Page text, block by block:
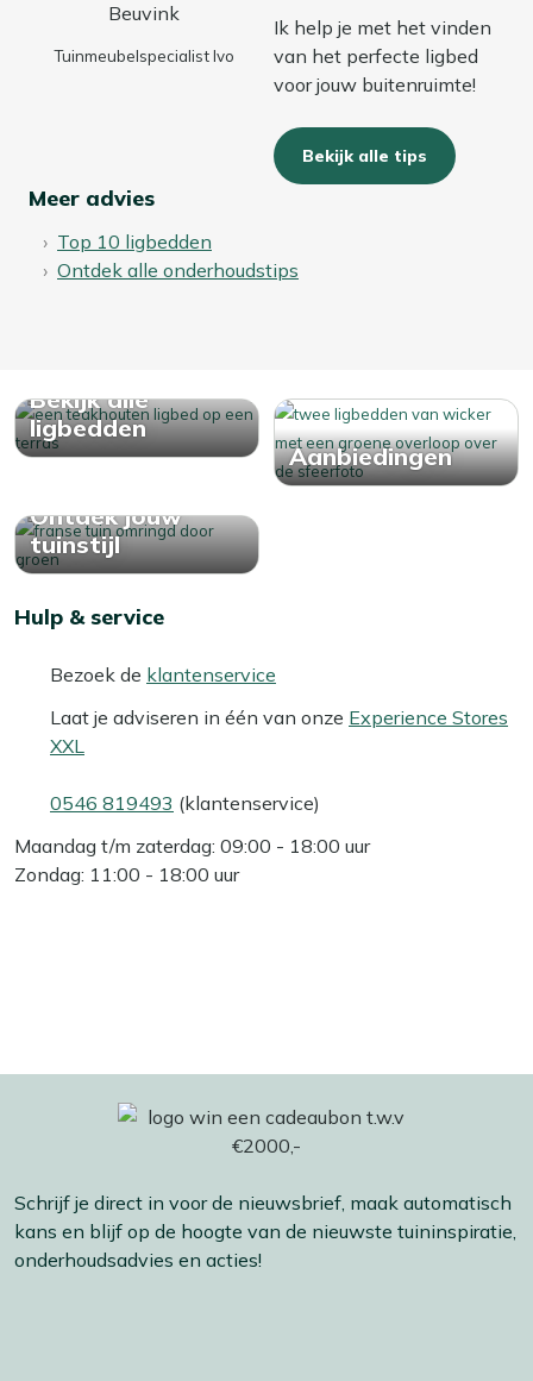
kunnen ze sneller slijten of zelfs gaan schimmelen.
Ons advies? Bewaar ze in de herfst en winter binnen of
droog en altijd klaar voor gebruik!
Tuinmeubelspecialist Ivo
Ik help je met het vinden
van het perfecte ligbed
voor jouw buitenruimte!
Bekijk alle tips
Meer advies
Top 10 ligbedden
Ontdek alle onderhoudstips
Bekijk alle
ligbedden
Aanbiedingen
Ontdek jouw
tuinstijl
Hulp & service
Bezoek de klantenservice
Laat je adviseren in één van onze Experience Stores
XXL
0546 819493 (klantenservice)
Maandag t/m zaterdag: 09:00 - 18:00 uur
Zondag: 11:00 - 18:00 uur
Schrijf je direct in voor de nieuwsbrief, maak automatisch
kans en blijf op de hoogte van de nieuwste tuininspiratie,
onderhoudsadvies en acties!